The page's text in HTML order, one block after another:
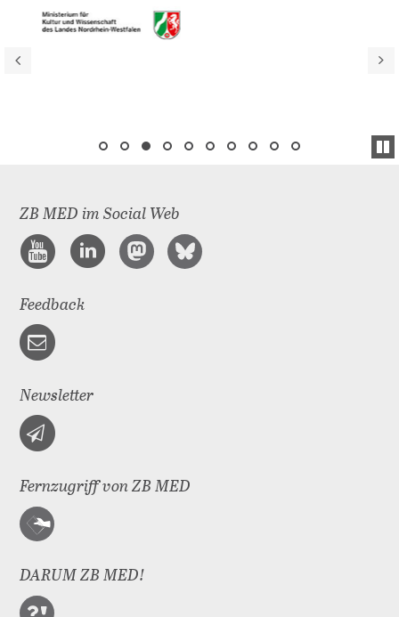
ZB MED im Social Web
Feedback
Newsletter
Fernzugriff von ZB MED
DARUM ZB MED!